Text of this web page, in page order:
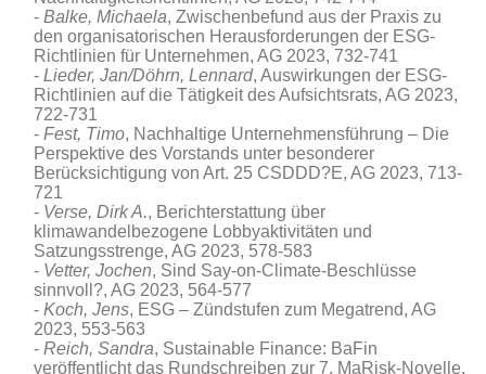
Balke, Michaela, Zwischenbefund aus der Praxis zu
den organisatorischen Herausforderungen der ESG-
Richtlinien für Unternehmen, AG 2023, 732-741
Lieder, Jan/Döhrn, Lennard, Auswirkungen der ESG-
Richtlinien auf die Tätigkeit des Aufsichtsrats, AG 2023,
722-731
Fest, Timo, Nachhaltige Unternehmensführung – Die
Perspektive des Vorstands unter besonderer
Berücksichtigung von Art. 25 CSDDD?E, AG 2023, 713-
721
Verse, Dirk A., Berichterstattung über
klimawandelbezogene Lobbyaktivitäten und
Satzungsstrenge, AG 2023, 578-583
Vetter, Jochen, Sind Say-on-Climate-Beschlüsse
sinnvoll?, AG 2023, 564-577
Koch, Jens, ESG – Zündstufen zum Megatrend, AG
2023, 553-563
Reich, Sandra, Sustainable Finance: BaFin
veröffentlicht das Rundschreiben zur 7. MaRisk-Novelle,